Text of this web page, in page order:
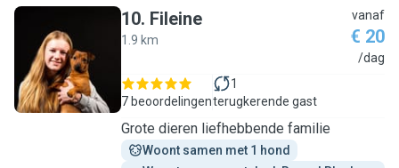
F
10. Fileine
1.9 km
vanaf
€ 20
/dag
7 beoordelingen
1
terugkerende gast
Grote dieren liefhebbende familie
Woont samen met 1 hond